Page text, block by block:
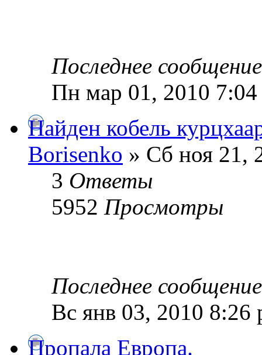
Последнее
Пн мар 01, 2010 7:04
Найден кобель
Borisenko » Сб ноя 21,
3 Ответы
5952 Просмотры
Последнее
Вс янв 03, 2010 8:26
Пропала Европа.